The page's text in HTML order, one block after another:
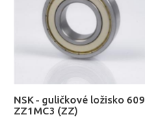
NSK - guličkové ložisko 609
ZZ1MC3 (ZZ)